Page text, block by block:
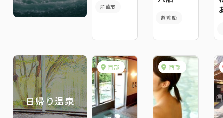
産直市
遊覧船
日帰り温泉
西部 西部